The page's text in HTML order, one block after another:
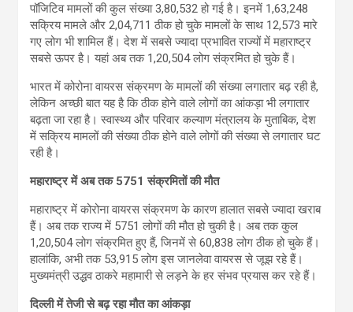
पॉजिटिव मामलों की कुल संख्या 3,80,532 हो गई है। इनमें 1,63,248
सक्रिय मामले और 2,04,711 ठीक हो चुके मामलों के साथ 12,573 मारे
गए लोग भी शामिल हैं। देश में सबसे ज्‍यादा प्रभावित राज्‍यों में महाराष्‍ट्र
सबसे ऊपर है। यहां अब तक 1,20,504 लोग संक्रमित हो चुके हैं।
भारत में कोरोना वायरस संक्रमण के मामलों की संख्‍या लगातार बढ़ रही है,
लेकिन अच्‍छी बात यह है कि ठीक होने वाले लोगों का आंकड़ा भी लगातार
बढ़ता जा रहा है। स्वास्थ्य और परिवार कल्याण मंत्रालय के मुताबिक, देश
में सक्रिय मामलों की संख्‍या ठीक होने वाले लोगों की संख्‍या से लगातार घट
रही है।
महाराष्‍ट्र में अब तक 5751 संक्रमितों की मौत
महाराष्‍ट्र में कोरोना वायरस संक्रमण के कारण हालात सबसे ज्‍यादा खराब
हैं। अब तक राज्‍य में 5751 लोगों की मौत हो चुकी है। अब तक कुल
1,20,504 लोग संक्रमित हुए हैं, जिनमें से 60,838 लोग ठीक हो चुके हैं।
हालांकि, अभी तक 53,915 लोग इस जानलेवा वायरस से जूझ रहे हैं।
मुख्‍यमंत्री उद्धव ठाकरे महामारी से लड़ने के हर संभव प्रयास कर रहे हैं।
दिल्‍ली में तेजी से बढ़ रहा मौत का आंकड़ा